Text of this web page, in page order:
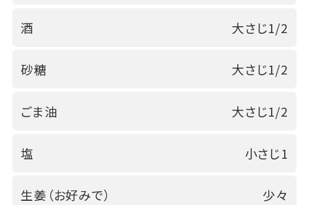
酒 大さじ1/2
砂糖 大さじ1/2
ごま油 大さじ1/2
塩 小さじ1
生姜（お好みで） 少々